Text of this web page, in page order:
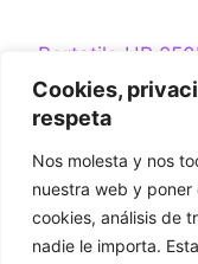
Cookies,
respeta
Nos molesta y nos
nuestra web y poner
cookies, análisis de
nadie le importa.
Portatile HP
Intel Core 5
spazio di